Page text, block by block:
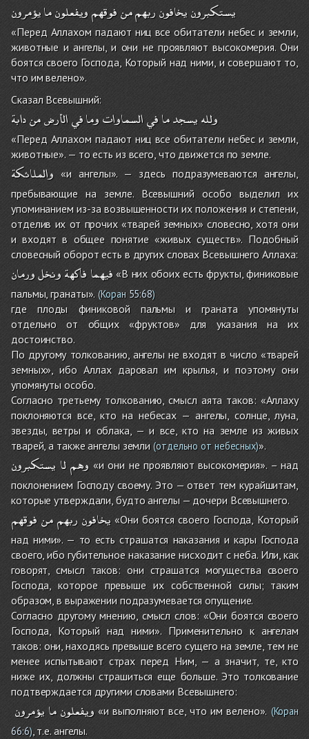
يستكبرونيخافونربهممنفوقهمويفعلونمايؤمرون
«Перед Аллахом падают ниц все обитатели небес и земли,
животные и ангелы, и они не проявляют высокомерия. Они
боятся своего Господа, Который над ними, и совершают то,
что им велено».
Сказал Всевышний:
وللهيسجدمافيالسماواتومافيالأرضمندابة
«Перед Аллахом падают ниц все обитатели небес и земли,
животные». — то есть из всего, что движется по земле.
والملائكة «и ангелы». — здесь подразумеваются ангелы,
пребывающие на земле. Всевышний особо выделил их
упоминанием из-за возвышенности их положения и степени,
отделив их от прочих «тварей земных» словесно, хотя они
и входят в общее понятие «живых существ». Подобный
словесный оборот есть в других словах Всевышнего Аллаха:
فيهمافاكهةونخلورمان
«В них обоих есть фрукты, финиковые
пальмы, гранаты». (Коран 55:68)
где плоды финиковой пальмы и граната упомянуты
отдельно от общих «фруктов» для указания на их
достоинство.
По другому толкованию, ангелы не входят в число «тварей
земных», ибо Аллах даровал им крылья, и поэтому они
упомянуты особо.
Согласно третьему толкованию, смысл аята таков: «Аллаху
поклоняются все, кто на небесах — ангелы, солнце, луна,
звезды, ветры и облака, — и все, кто на земле из живых
тварей, а также ангелы земли (отдельно от небесных)».
وهملايستكبرون
«и они не проявляют высокомерия». – над
поклонением Господу своему. Это — ответ тем курайшитам,
которые утверждали, будто ангелы — дочери Всевышнего.
يخافونربهممنفوقهم
«Они боятся своего Господа, Который
над ними». — то есть страшатся наказания и кары Господа
своего, ибо губительное наказание нисходит с неба. Или, как
говорят, смысл таков: они страшатся могущества своего
Господа, которое превыше их собственной силы; таким
образом, в выражении подразумевается опущение.
Согласно другому мнению, смысл слов: «Они боятся своего
Господа, Который над ними». Применительно к ангелам
таков: они, находясь превыше всего сущего на земле, тем не
менее испытывают страх перед Ним, — а значит, те, кто
ниже их, должны страшиться еще больше. Это толкование
подтверждается другими словами Всевышнего:
ويفعلونمايؤمرون «и выполняют все, что им велено». (Коран
66:6), т.е. ангелы.